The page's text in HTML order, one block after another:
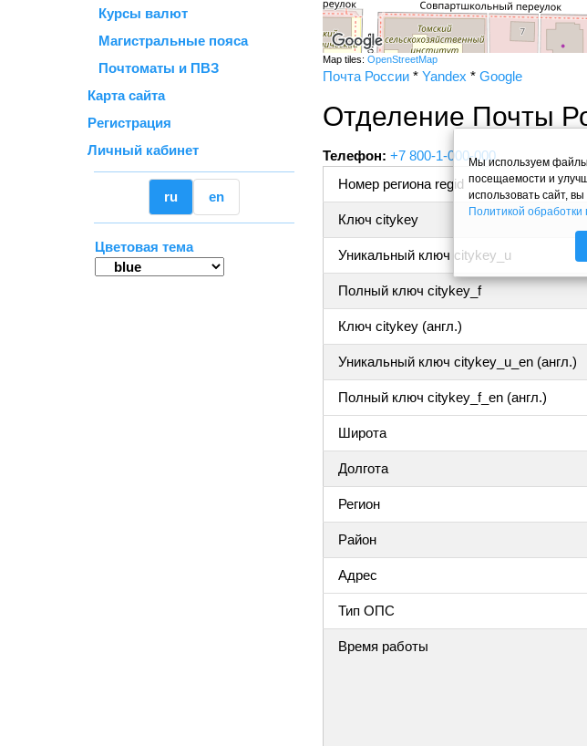
Курсы валют
Магистральные пояса
Почтоматы и ПВЗ
Карта сайта
Регистрация
Личный кабинет
ru en
Цветовая тема
Map tiles: OpenStreetMap
Почта России * Yandex * Google
Отделение Почты
Телефон: +7 800-1-000-000
Номер региона regid
Ключ citykey
Уникальный ключ citykey_u
Полный ключ citykey_f
Ключ citykey (англ.)
Уникальный ключ citykey_u_en (англ.)
Полный ключ citykey_f_en (англ.)
Широта
Долгота
Регион
Район
Адрес
Тип ОПС
Время работы
Мы используем
посещаемости и
использовать сайт,
Политикой